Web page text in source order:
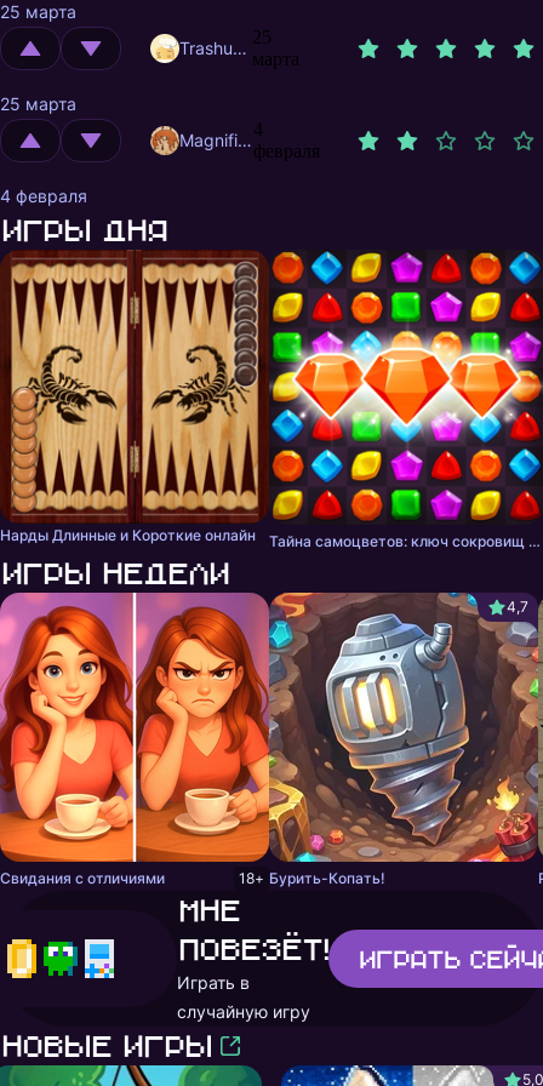
25 марта
Trashuser
25
марта
25 марта
MagnificentMrFox
4
февраля
4 февраля
Игры дня
Нарды Длинные и Короткие онлайн Тайна самоцветов: ключ сокровищ - три в ряд
Игры недели
Свидания с отличиями 18+
4,7
Бурить-Копать!
Мне
повезёт!
Играть в
случайную игру
Играть
Новые игры
5,0